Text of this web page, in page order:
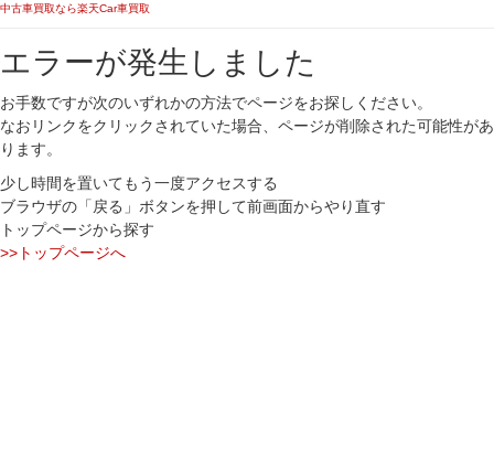
中古車買取なら楽天Car車買取
エラーが発生しました
お手数ですが次のいずれかの方法でページをお探しください。
なおリンクをクリックされていた場合、ページが削除された可能性があ
ります。
少し時間を置いてもう一度アクセスする
ブラウザの「戻る」ボタンを押して前画面からやり直す
トップページから探す
>>トップページへ